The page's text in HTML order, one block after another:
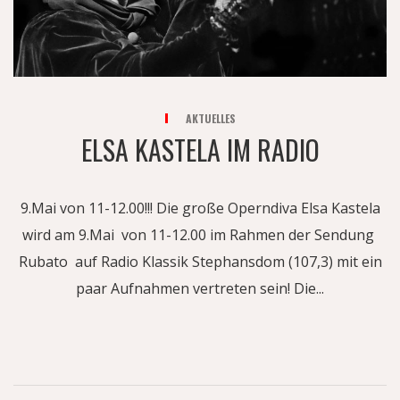
AKTUELLES
ELSA KASTELA IM RADIO
9.Mai von 11-12.00!!! Die große Operndiva Elsa Kastela
wird am 9.Mai von 11-12.00 im Rahmen der Sendung
Rubato auf Radio Klassik Stephansdom (107,3) mit ein
paar Aufnahmen vertreten sein! Die...